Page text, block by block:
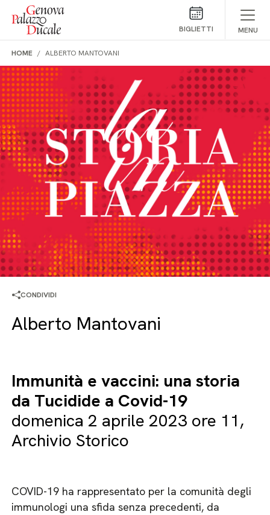
Salta al contenuto
BIGLIETTI MENU
HOME ALBERTO MANTOVANI
CONDIVIDI
Alberto Mantovani
Immunità e vaccini: una storia
da Tucidide a Covid-19
domenica 2 aprile 2023 ore 11,
Archivio Storico
COVID-19 ha rappresentato per la comunità degli
immunologi una sfida senza precedenti, da